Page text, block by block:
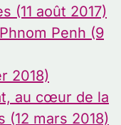
(11 août 2017)
Penh (9
2018)
au cœur de la
(12 mars 2018)